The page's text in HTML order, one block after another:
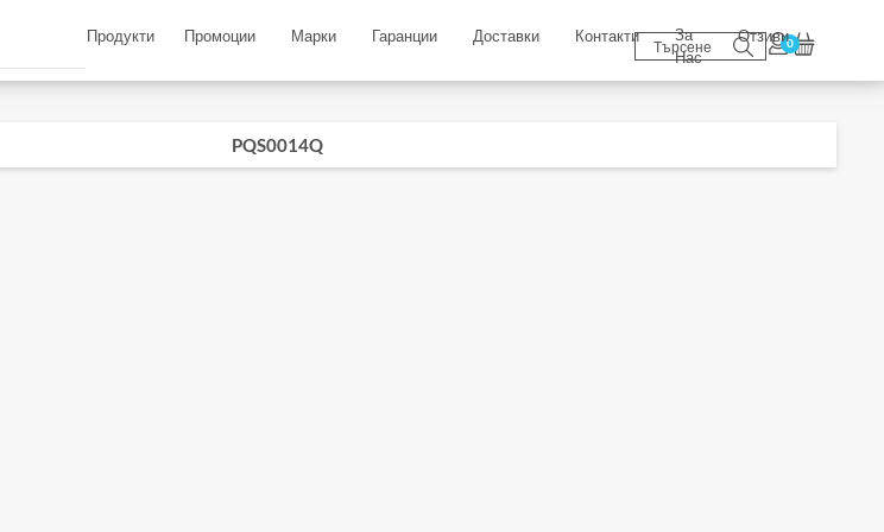
Продукти Промоции Марки Гаранции Доставки Контакти
За
Нас
Отзиви0
PQS0014Q